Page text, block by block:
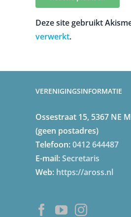
Deze site gebruikt
verwerkt.
VERENIGINGSINFORMATIE
Ossestraat 15, 5367 NE
(geen postadres)
Telefoon:0412 644487
E-mail:Secretaris
Web: https://aross.nl